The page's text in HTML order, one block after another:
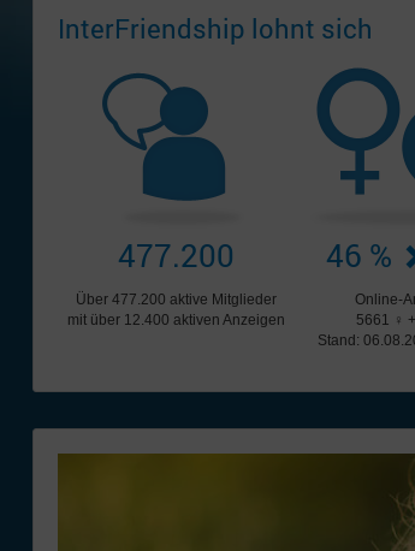
InterFriendship lohnt sich
477.200
Über 477.200 aktive Mitglieder
mit über 12.400 aktiven Anzeigen
46 %
Online-
5661 ♀
Stand: